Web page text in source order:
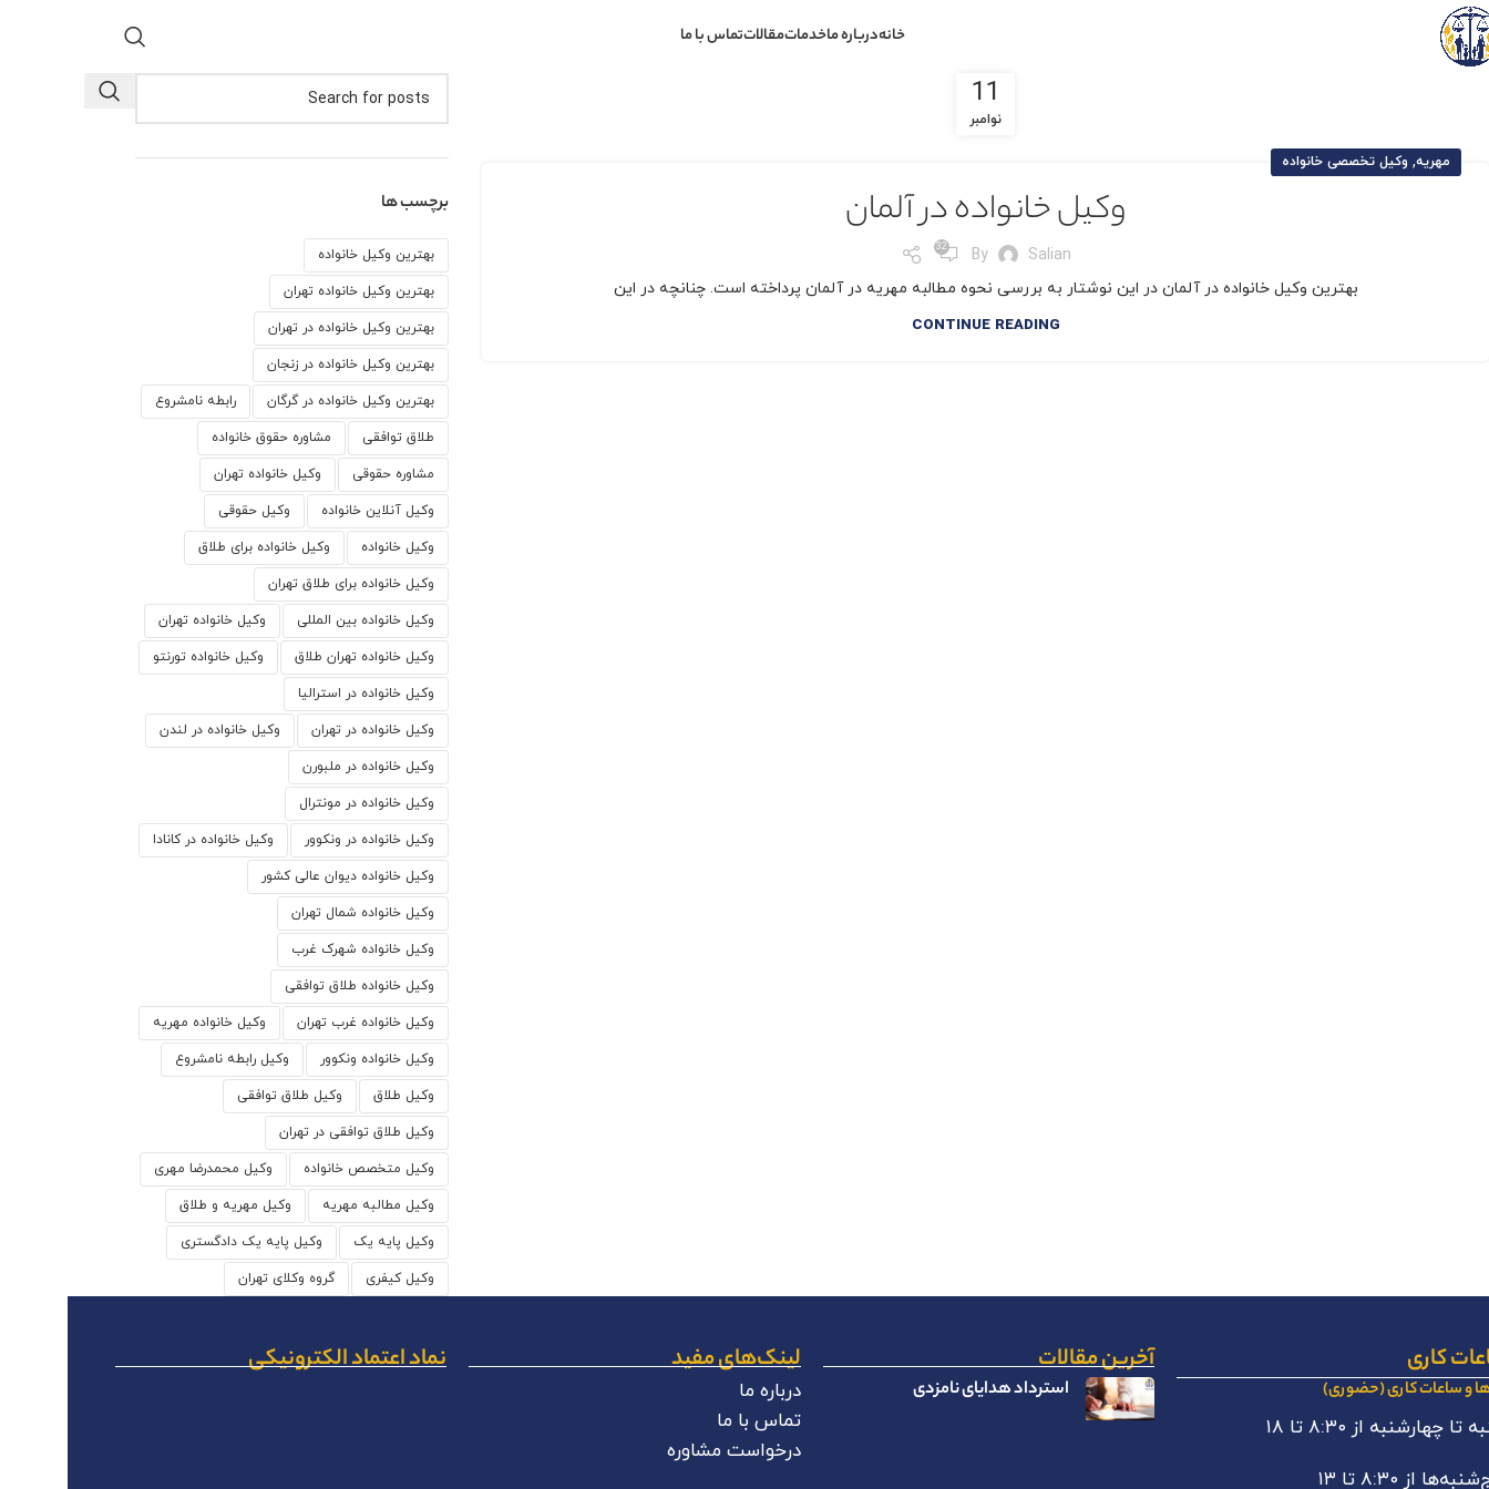
خانهدرباره ماخدماتمقالاتتماس با ما
11
نوامبر
مهریه, وکیل تخصصی خانواده
وکیل خانواده در آلمان
By Salian
32
بهترین وکیل خانواده در آلمان در این نوشتار به بررسی نحوه مطالبه مهریه در آلمان پرداخته است. چنانچه در این
CONTINUE READING
برچسب ها
بهترین وکیل خانواده
بهترین وکیل خانواده تهران
بهترین وکیل خانواده در تهران
بهترین وکیل خانواده در زنجان
بهترین وکیل خانواده در گرگان رابطه نامشروع
طلاق توافقی مشاوره حقوق خانواده
مشاوره حقوقی وكيل خانواده تهران
وکیل آنلاین خانواده وکیل حقوقی
وکیل خانواده وکیل خانواده برای طلاق
وکیل خانواده برای طلاق تهران
وکیل خانواده بین المللی وکیل خانواده تهران
وکیل خانواده تهران طلاق وکیل خانواده تورنتو
وکیل خانواده در استرالیا
وکیل خانواده در تهران وکیل خانواده در لندن
وکیل خانواده در ملبورن
وکیل خانواده در مونترال
وکیل خانواده در ونکوور وکیل خانواده در کانادا
وکیل خانواده دیوان عالی کشور
وکیل خانواده شمال تهران
وکیل خانواده شهرک غرب
وکیل خانواده طلاق توافقی
وکیل خانواده غرب تهران وکیل خانواده مهریه
وکیل خانواده ونکوور وکیل رابطه نامشروع
وکیل طلاق وکیل طلاق توافقی
وکیل طلاق توافقی در تهران
وکیل متخصص خانواده وکیل محمدرضا مهری
وکیل مطالبه مهریه وکیل مهریه و طلاق
وکیل پایه یک وکیل پایه یک دادگستری
وکیل کیفری گروه وکلای تهران
کاری
و ساعات کاری (حضوری)
تا چهارشنبه از ۸:۳۰ تا ۱۸
از ۸:۳۰ تا ۱۳
آخرین مقالات
استرداد هدایای نامزدی
لینک‌های مفید
درباره ما
تماس با ما
درخواست مشاوره
نماد اعتماد الکترونیکی